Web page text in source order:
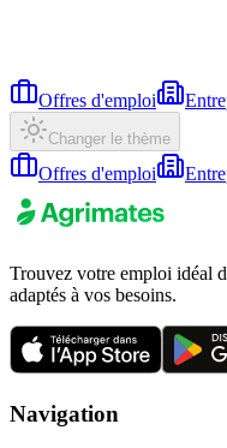
Offres d'emploi
Changer le thème
Offres d'emploi
Trouvez votre emploi idéal
adaptés à vos besoins.
Navigation